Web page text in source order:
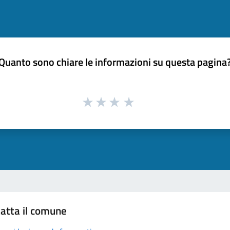
sono chiare le informazioni su questa
il comune